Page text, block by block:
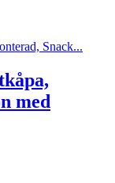
med